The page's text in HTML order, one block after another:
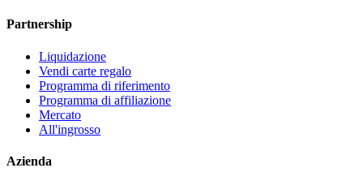
Partnership
Liquidazione
Vendi carte regalo
Programma di riferimento
Programma di affiliazione
Mercato
All'ingrosso
Azienda